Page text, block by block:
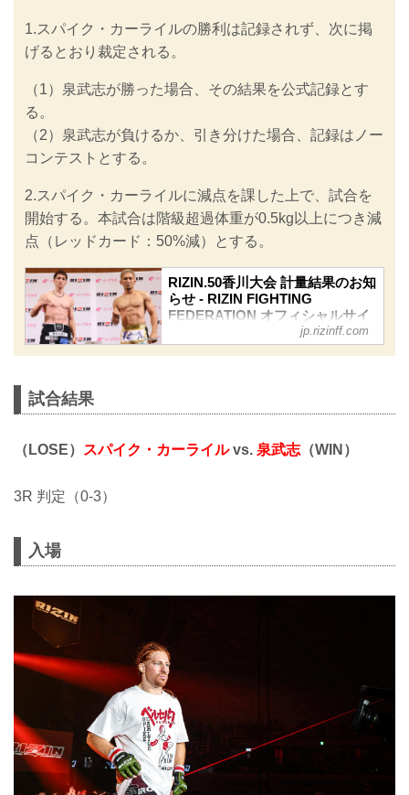
1.スパイク・カーライルの勝利は記録されず、次に掲
げるとおり裁定される。
（1）泉武志が勝った場合、その結果を公式記録とす
る。
（2）泉武志が負けるか、引き分けた場合、記録はノー
コンテストとする。
2.スパイク・カーライルに減点を課した上で、試合を
開始する。本試合は階級超過体重が0.5kg以上につき減
点（レッドカード：50%減）とする。
RIZIN.50香川大会 計量結果のお知
らせ - RIZIN FIGHTING
FEDERATION オフィシャルサイ
明日、3月30日（日）あなぶきアリーナ
われた。緊張感に満ちた公開計量の様
子はRIZIN FF公式Youtubeチャンネル
武志について、本日行われた公式計量
（71.00kg）を2....
jp.rizinff.com
試合結果
（LOSE） スパイク・カーライルvs. 泉武志 （WIN）
3R 判定（0-3）
入場